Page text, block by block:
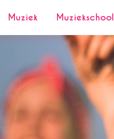
Muziek Muziekschool